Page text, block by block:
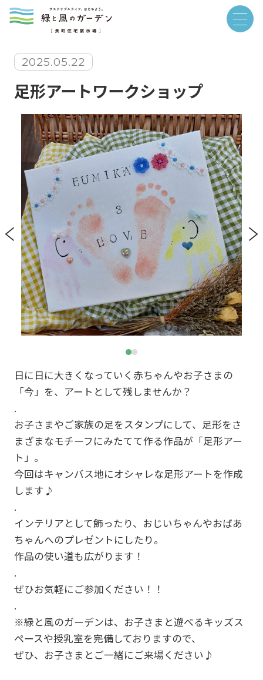
2025.05.22
足形アートワークショップ
日に日に大きくなっていく赤ちゃんやお子さまの
「今」を、アートとして残しませんか？
.
お子さまやご家族の足をスタンプにして、足形をさ
まざまなモチーフにみたてて作る作品が「足形アー
ト」。
今回はキャンバス地にオシャレな足形アートを作成
します♪
.
インテリアとして飾ったり、おじいちゃんやおばあ
ちゃんへのプレゼントにしたり。
作品の使い道も広がります！
.
ぜひお気軽にご参加ください！！
.
※緑と風のガーデンは、お子さまと遊べるキッズス
ペースや授乳室を完備しておりますので、
ぜひ、お子さまとご一緒にご来場ください♪